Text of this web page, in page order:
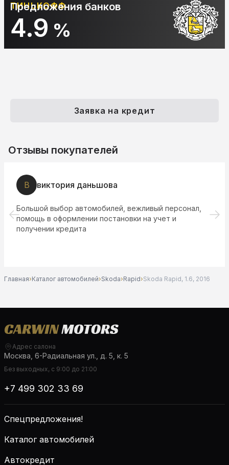
ТИНЬКОФФ
4.9 %
Предложения банков
Заявка на кредит
Отзывы покупателей
В виктория даньшова
Большой выбор автомобилей, вежливый персонал,
помощь в оформлении постановки на учет и
получении кредита
Главная›Каталог автомобилей›Skoda›Rapid›Skoda Rapid, 1.6, 2016
Адрес салона
Москва, 6-Радиальная ул., д. 5, к. 5
Без выходных, с 9:00 до 21:00
+7 499 302 33 69
Спецпредложения!
Каталог автомобилей
Автокредит